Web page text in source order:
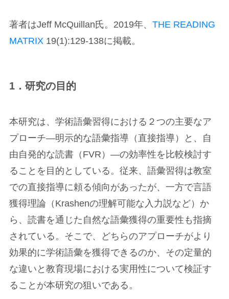
著者はJeff McQuillan氏。2019年、 THE READING
MATRIX19(1):129-138に掲載。
1．研究の目的
本研究は、学術語彙習得における２つの主要なア
プローチ―明示的な語彙指導（直接指導）と、自
由自発的な読書（FVR）―の効率性を比較検討す
ることを目的としている。従来、語彙習得は教室
での直接指導に頼る傾向があったが、一方で言語
獲得理論（Krashenの理解可能な入力説など）か
ら、読書を通じた自然な語彙獲得の重要性も指摘
されている。そこで、どちらのアプローチがより
効果的に学術語彙を獲得できるのか、その定量的
な違いと教育現場における実用性について検証す
ることが本研究の狙いである。